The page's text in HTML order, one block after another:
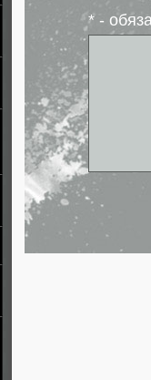
* -